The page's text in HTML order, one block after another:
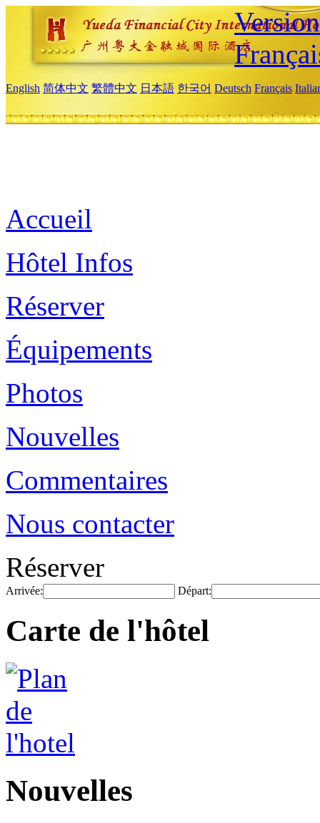
English 简体中文 繁體中文 日本語 한국어 Deutsch Français
Accueil
Hôtel Infos
Réserver
Équipements
Photos
Nouvelles
Commentaires
Nous contacter
Réserver
Arrivée: Départ:
Carte de l'hôtel
Nouvelles